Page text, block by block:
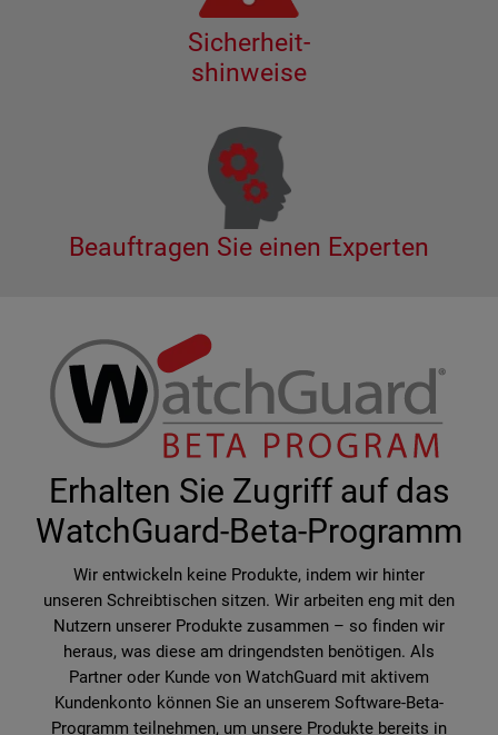
Sicherheit-
shinweise
Beauftragen Sie einen Experten
Erhalten Sie Zugriff auf das
WatchGuard-Beta-Programm
Wir entwickeln keine Produkte, indem wir hinter
unseren Schreibtischen sitzen. Wir arbeiten eng mit den
Nutzern unserer Produkte zusammen – so finden wir
heraus, was diese am dringendsten benötigen. Als
Partner oder Kunde von WatchGuard mit aktivem
Kundenkonto können Sie an unserem Software-Beta-
Programm teilnehmen, um unsere Produkte bereits in